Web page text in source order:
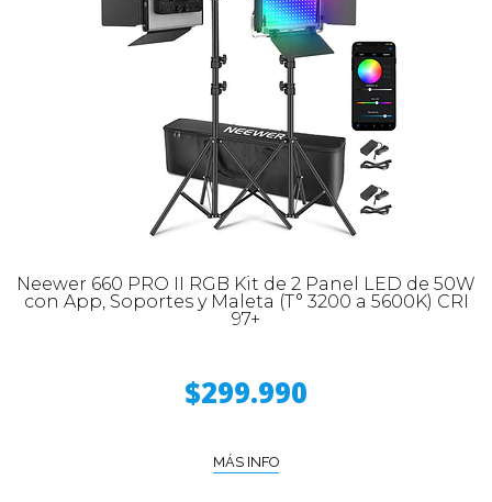
Neewer 660 PRO II RGB Kit de 2 Panel LED de 50W
con App, Soportes y Maleta (T° 3200 a 5600K) CRI
97+
$299.990
MÁS INFO